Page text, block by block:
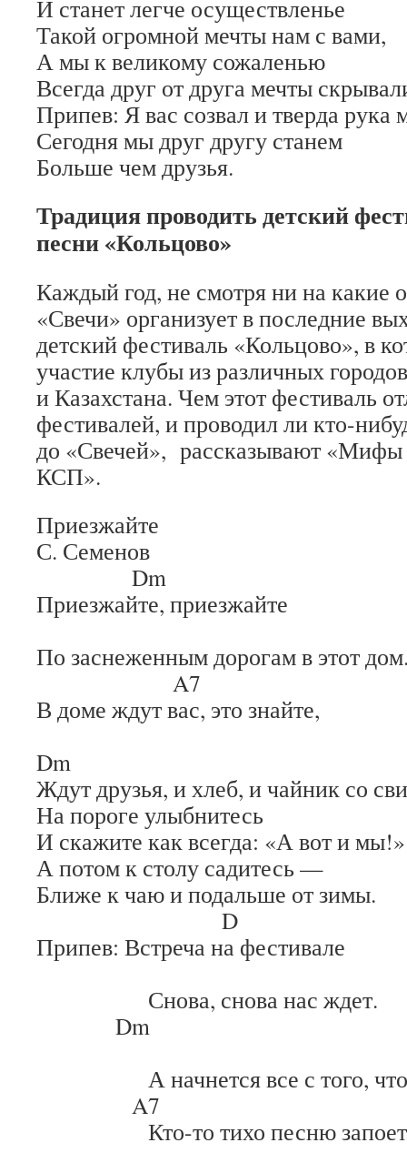
И станет легче осуществленье
Такой огромной мечты нам с вами,
А мы к великому сожаленью
Всегда друг от друга мечты
Припев: Я вас созвал и тверда рука
Сегодня мы друг другу станем
Больше чем друзья.
Традиция проводить детский
песни «Кольцово»
Каждый год, не смотря ни на какие
«Свечи» организует в последние
детский фестиваль «Кольцово», в
участие клубы из различных
и Казахстана. Чем этот фестиваль
фестивалей, и проводил ли кто-
до «Свечей», рассказывают «Мифы
КСП».
Приезжайте
С. Семенов
Dm
Приезжайте, приезжайте
По заснеженным дорогам в этот
A7
В доме ждут вас, это знайте,
Dm
Ждут друзья, и хлеб, и чайник со
На пороге улыбнитесь
И скажите как всегда: «А вот и мы!»
А потом к столу садитесь —
Ближе к чаю и подальше от зимы.
D
Припев: Встреча на фестивале
Снова, снова нас ждет.
Dm
А начнется все с того, что в
A7
Кто-то тихо песню